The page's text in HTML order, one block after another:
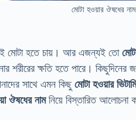
মোটা হওয়ার ঔষধের নাম
মোটা হতে চায়। আর এজন্যই তো
ক্ষতি হতে পারে। কিছুদিনের
সাথে এমন কিছুমোটা হওয়ার
ঔষধের নামনিয়ে বিস্তারিত আলোচনা